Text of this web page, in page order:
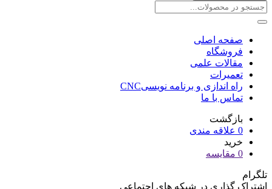
صفحه اصلی
فروشگاه
مقالات علمی
تعمیرات
راه اندازی و برنامه نویسیCNC
تماس با ما
بازگشت
0 علاقه مندی
خرید
0 مقایسه
تلگرام
اشتراک گذاری در شبکه های اجتماعی